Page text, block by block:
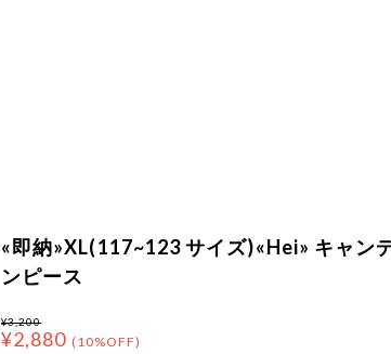
«即納»XL(117~123 サイズ)«Hei» キャン
ンピース
¥3,200
¥2,880 (10%OFF)